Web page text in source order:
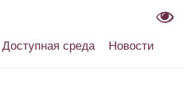
Доступная среда Новости